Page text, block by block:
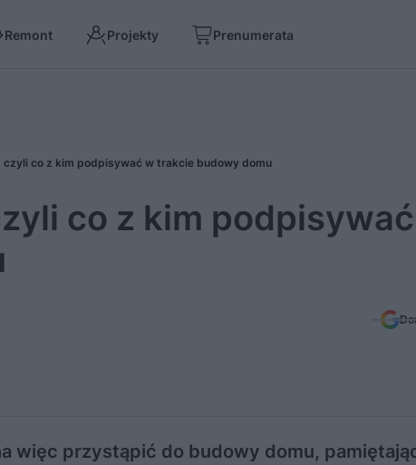
Remont Projekty Prenumerata
czyli co z kim podpisywać w trakcie budowy domu
co z kim
więc przystąpić do budowy domu,